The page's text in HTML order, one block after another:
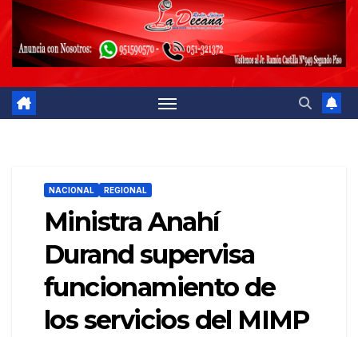
NACIONAL REGIONAL
Ministra Anahí
Durand supervisa
funcionamiento de
los servicios del MIMP